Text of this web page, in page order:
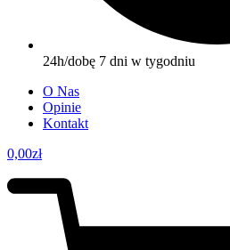
24h/dobę 7 dni w tygodniu
O Nas
Opinie
Kontakt
0,00zł